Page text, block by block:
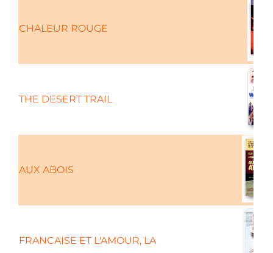
CHALEUR ROUGE
THE DESERT TRAIL
AUX ABOIS
FRANCAISE ET L'AMOUR, LA